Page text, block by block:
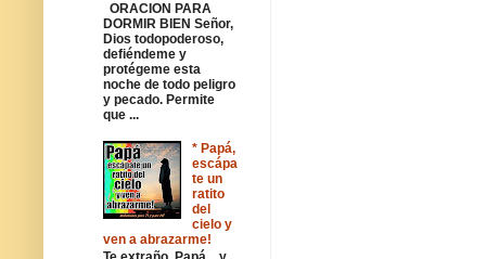
ORACION PARA
DORMIR BIEN Señor,
Dios todopoderoso,
defiéndeme y
protégeme esta
noche de todo peligro
y pecado. Permite
que ...
* Papá,
escápa
te un
ratito
del
cielo y
ven a abrazarme!